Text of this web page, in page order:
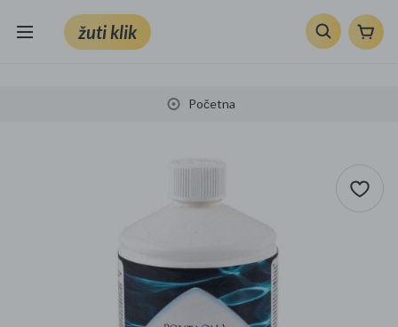
žuti klik
VRT I ALATI
Klik supermarket
Početna